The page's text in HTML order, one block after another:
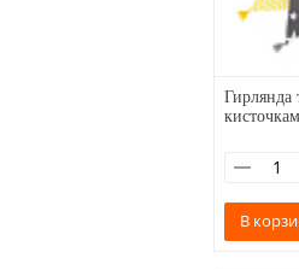
Гирлянда
В